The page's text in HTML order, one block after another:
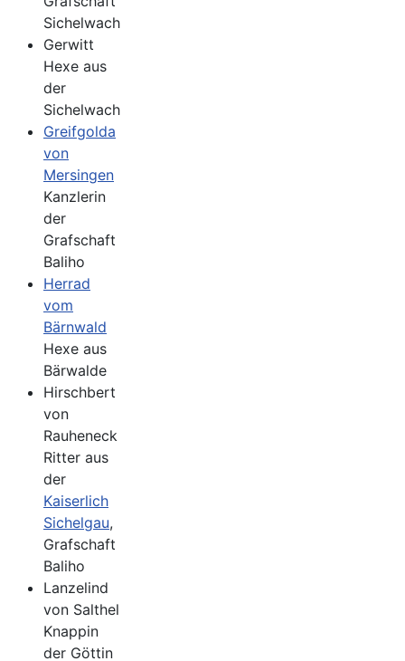
Sichelwacht
Gerwitt
Hexe aus
der
Sichelwacht
Greifgolda
von
Mersingen
Kanzlerin
der
Grafschaft
Baliho
Herrad
vom
Bärnwald
Hexe aus
Bärwalde
Hirschbert
von
Rauheneck
Ritter aus
der
Kaiserlich
Sichelgau,
Grafschaft
Baliho
Lanzelind
von Salthel
Knappin
der Göttin